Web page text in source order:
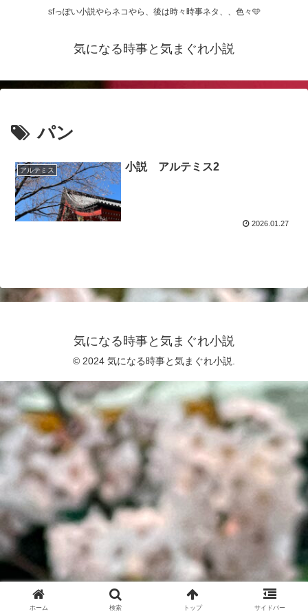
sfっぽい小説やらネコやら、後は時々時事ネタ、、色々🩵
気になる時事と気まぐれ小説
パン
アルテミス 小説 アルテミス2
2026.01.27
気になる時事と気まぐれ小説
© 2024 気になる時事と気まぐれ小説.
ホーム 検索 トップ サイドバー